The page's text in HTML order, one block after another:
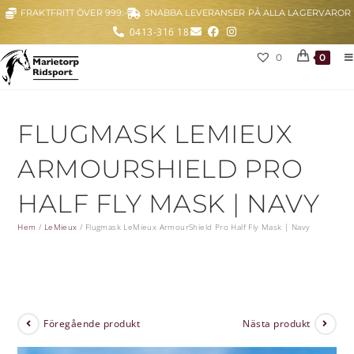
FRAKTFRITT ÖVER 999:- SNABBA LEVERANSER PÅ ALLA LAGERVAROR
0413-316 18
0 0
FLUGMASK LEMIEUX
ARMOURSHIELD PRO
HALF FLY MASK | NAVY
Hem / LeMieux / Flugmask LeMieux ArmourShield Pro Half Fly Mask | Navy
Föregående produkt Nästa produkt